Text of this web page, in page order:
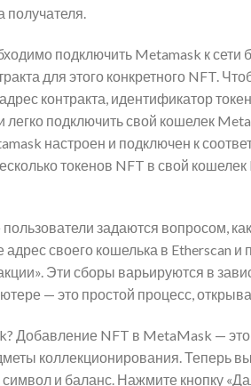
подключить Metamask к
для этого конкретного NFT.
контракта, идентификатор
подключить свой кошелек
настроен и подключен к
токенов NFT в свой
задаются вопросом,
своего кошелька в Etherscan
Эти сборы варьируются в
— это простой процесс,
Добавление NFT в MetaMask —
коллекционирования. Теперь
и баланс. Нажмите кнопку